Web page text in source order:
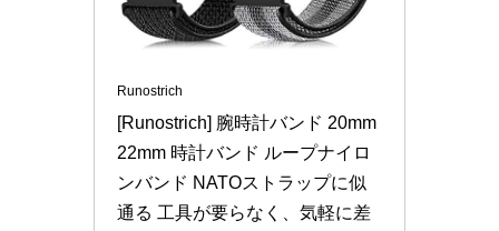
Runostrich
[Runostrich] 腕時計バンド 20mm
22mm 時計バンド ループナイロ
ンバンド NATOストラップに似
通る 工具が要らなく、気軽に差